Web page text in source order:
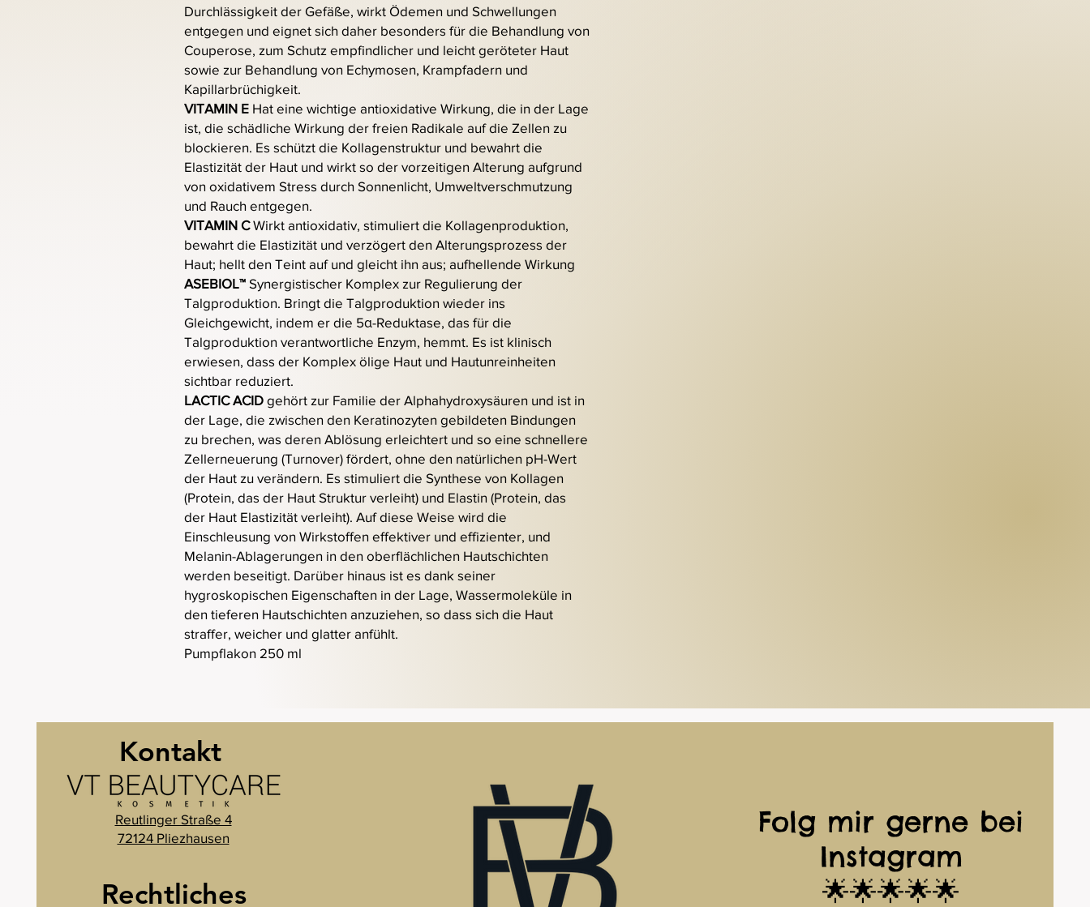
Durchlässigkeit der Gefäße, wirkt Ödemen und Schwellungen
entgegen und eignet sich daher besonders für die Behandlung von
Couperose, zum Schutz empfindlicher und leicht geröteter Haut
sowie zur Behandlung von Echymosen, Krampfadern und
Kapillarbrüchigkeit.
VITAMIN E Hat eine wichtige antioxidative Wirkung, die in der Lage
ist, die schädliche Wirkung der freien Radikale auf die Zellen zu
blockieren. Es schützt die Kollagenstruktur und bewahrt die
Elastizität der Haut und wirkt so der vorzeitigen Alterung aufgrund
von oxidativem Stress durch Sonnenlicht, Umweltverschmutzung
und Rauch entgegen.
VITAMIN CWirkt antioxidativ, stimuliert die Kollagenproduktion,
bewahrt die Elastizität und verzögert den Alterungsprozess der
Haut; hellt den Teint auf und gleicht ihn aus; aufhellende Wirkung
ASEBIOL™ Synergistischer Komplex zur Regulierung der
Talgproduktion. Bringt die Talgproduktion wieder ins
Gleichgewicht, indem er die 5α-Reduktase, das für die
Talgproduktion verantwortliche Enzym, hemmt. Es ist klinisch
erwiesen, dass der Komplex ölige Haut und Hautunreinheiten
sichtbar reduziert.
LACTIC ACID gehört zur Familie der Alphahydroxysäuren und ist in
der Lage, die zwischen den Keratinozyten gebildeten Bindungen
zu brechen, was deren Ablösung erleichtert und so eine schnellere
Zellerneuerung (Turnover) fördert, ohne den natürlichen pH-Wert
der Haut zu verändern. Es stimuliert die Synthese von Kollagen
(Protein, das der Haut Struktur verleiht) und Elastin (Protein, das
der Haut Elastizität verleiht). Auf diese Weise wird die
Einschleusung von Wirkstoffen effektiver und effizienter, und
Melanin-Ablagerungen in den oberflächlichen Hautschichten
werden beseitigt. Darüber hinaus ist es dank seiner
hygroskopischen Eigenschaften in der Lage, Wassermoleküle in
den tieferen Hautschichten anzuziehen, so dass sich die Haut
straffer, weicher und glatter anfühlt.
Pumpflakon 250 ml
Kontakt
Reutlinger Straße 4
72124 Pliezhausen
Rechtliches
Folg mir gerne bei
Instagram
🌟🌟🌟🌟🌟